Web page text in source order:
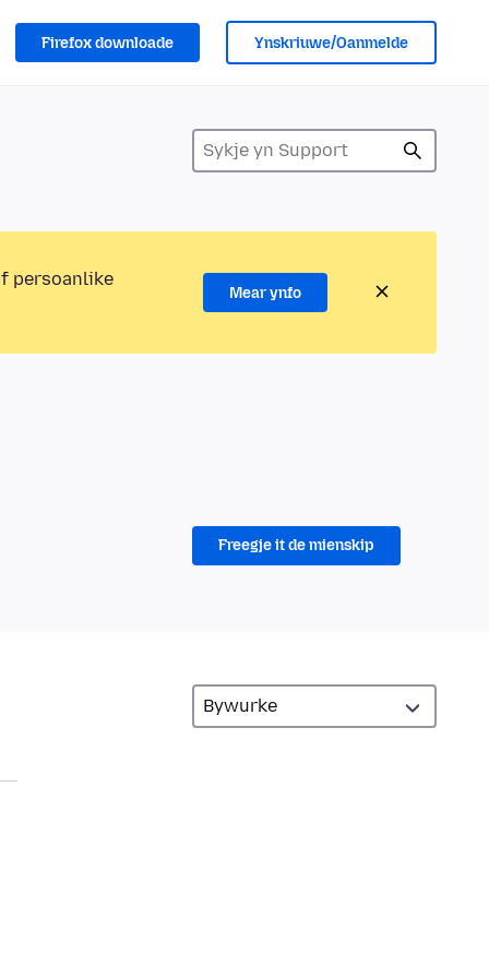
Firefox downloade Ynskriuwe/Oanmelde
persoanlike
Mear ynfo
Freegje it de mienskip